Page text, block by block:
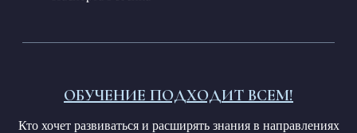
ОБУЧЕНИЕ ПОДХОДИТ ВСЕМ!
Кто хочет развиваться и расширять знания в направлениях